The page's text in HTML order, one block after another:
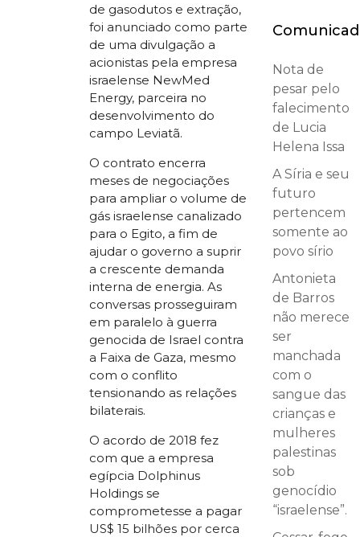
de gasodutos e extração,
foi anunciado como parte
de uma divulgação a
acionistas pela empresa
israelense NewMed
Energy, parceira no
desenvolvimento do
campo Leviatã.
O contrato encerra
meses de negociações
para ampliar o volume de
gás israelense canalizado
para o Egito, a fim de
ajudar o governo a suprir
a crescente demanda
interna de energia. As
conversas prosseguiram
em paralelo à guerra
genocida de Israel contra
a Faixa de Gaza, mesmo
com o conflito
tensionando as relações
bilaterais.
O acordo de 2018 fez
com que a empresa
egípcia Dolphinus
Holdings se
comprometesse a pagar
US$ 15 bilhões por cerca
Nota de
pesar pelo
falecimento
de Lucia
Helena Issa
A Síria e seu
futuro
pertencem
somente ao
povo sírio
Antonieta
de Barros
não merece
ser
manchada
com o
sangue das
crianças e
mulheres
palestinas
sob
genocídio
“israelense”.